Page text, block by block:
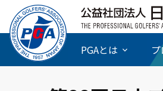
PGAとは